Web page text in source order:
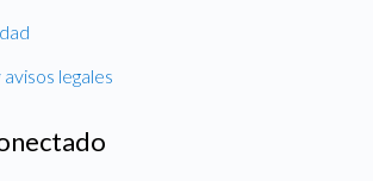
legales